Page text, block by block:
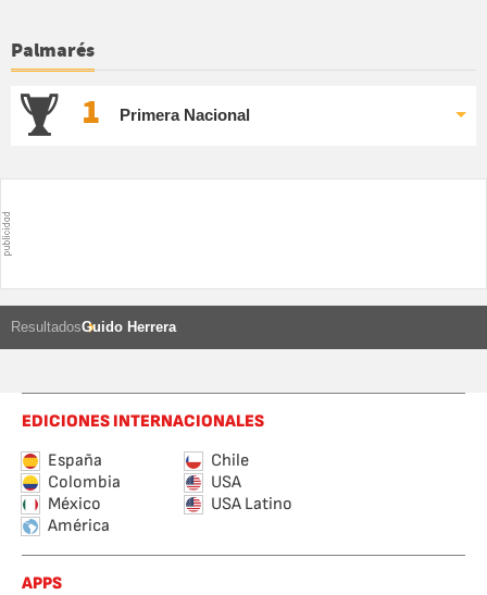
Palmarés
1 Primera Nacional
ResultadosGuido Herrera
EDICIONES INTERNACIONALES
España
Chile
Colombia
USA
México
USA Latino
América
APPS